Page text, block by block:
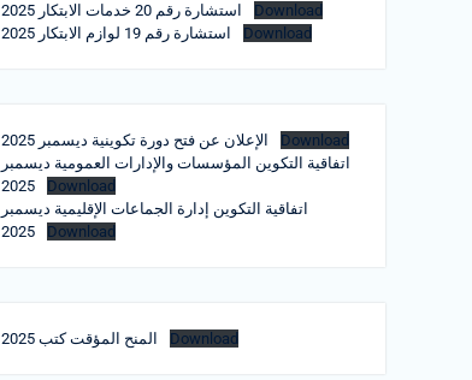
استشارة رقم 20 خدمات الابتكار 2025
Download
استشارة رقم 19 لوازم الابتكار 2025
Download
الإعلان عن فتح دورة تكوينية ديسمبر 2025
Download
اتفاقية التكوين المؤسسات والإدارات العمومية ديسمبر
2025
Download
اتفاقية التكوين إدارة الجماعات الإقليمية ديسمبر
2025
Download
المنح المؤقت كتب 2025 Download